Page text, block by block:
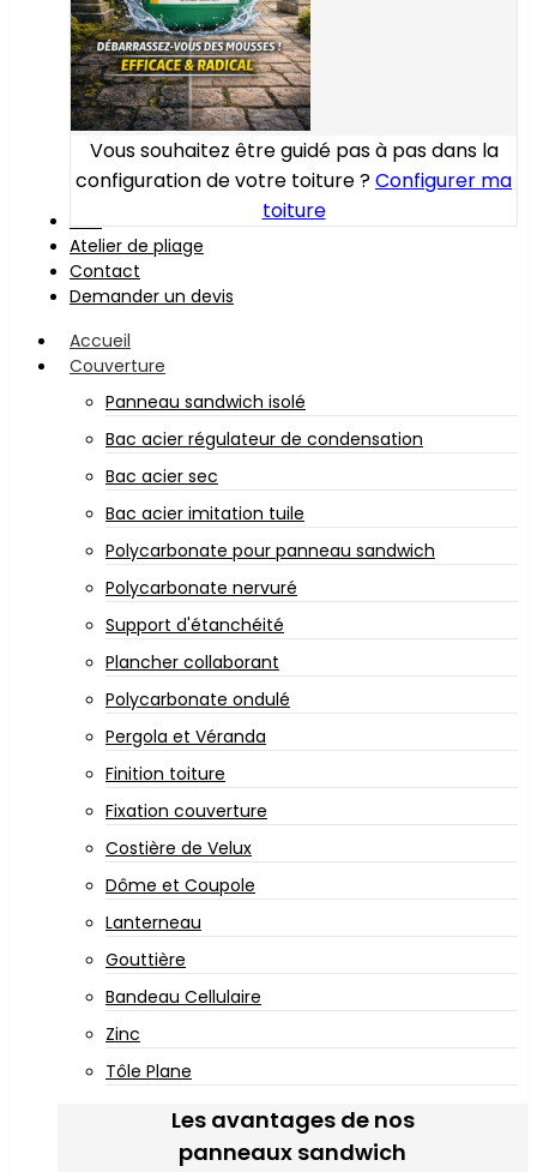
Vous souhaitez être guidé pas à pas dans la
configuration de votre toiture ?Configurer ma
toiture
Atelier de pliage
Contact
Demander un devis
Accueil
Couverture
Panneau sandwich isolé
Bac acier régulateur de condensation
Bac acier sec
Bac acier imitation tuile
Polycarbonate pour panneau sandwich
Polycarbonate nervuré
Support d'étanchéité
Plancher collaborant
Polycarbonate ondulé
Pergola et Véranda
Finition toiture
Fixation couverture
Costière de Velux
Dôme et Coupole
Lanterneau
Gouttière
Bandeau Cellulaire
Zinc
Tôle Plane
Les avantages de nos
panneaux sandwich